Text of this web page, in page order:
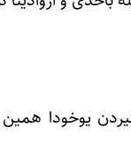
بیردن یوخودا